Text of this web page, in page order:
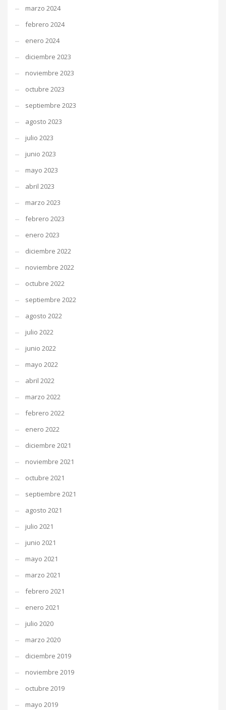
marzo 2024
febrero 2024
enero 2024
diciembre 2023
noviembre 2023
octubre 2023
septiembre 2023
agosto 2023
julio 2023
junio 2023
mayo 2023
abril 2023
marzo 2023
febrero 2023
enero 2023
diciembre 2022
noviembre 2022
octubre 2022
septiembre 2022
agosto 2022
julio 2022
junio 2022
mayo 2022
abril 2022
marzo 2022
febrero 2022
enero 2022
diciembre 2021
noviembre 2021
octubre 2021
septiembre 2021
agosto 2021
julio 2021
junio 2021
mayo 2021
marzo 2021
febrero 2021
enero 2021
julio 2020
marzo 2020
diciembre 2019
noviembre 2019
octubre 2019
mayo 2019